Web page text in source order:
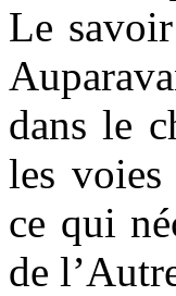
Le
dans le
les voies
ce qui
de